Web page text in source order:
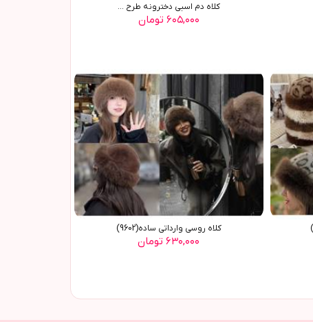
کلاه دم اسبی دخترونه طرح ...
۶۰۵,۰۰۰ تومان
کلاه روسي وارداتي ساده(9602)
۶۳۰,۰۰۰ تومان